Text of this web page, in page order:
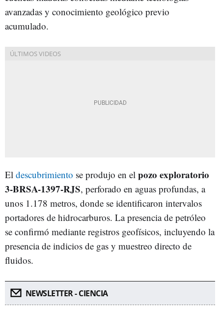
avanzadas y conocimiento geológico previo
acumulado.
El descubrimiento se produjo en el pozo exploratorio
3-BRSA-1397-RJS, perforado en aguas profundas, a
unos 1.178 metros, donde se identificaron intervalos
portadores de hidrocarburos. La presencia de petróleo
se confirmó mediante registros geofísicos, incluyendo la
presencia de indicios de gas y muestreo directo de
fluidos.
NEWSLETTER - CIENCIA